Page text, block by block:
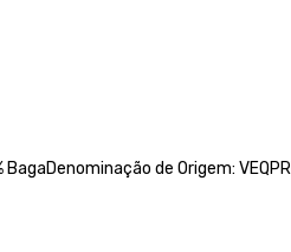
de Origem: